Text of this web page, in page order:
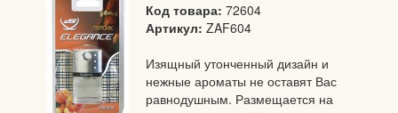
Код товара: 72604
Артикул: ZAF604
Изящный утонченный дизайн и
нежные ароматы не оставят Вас
равнодушным. Размещается на